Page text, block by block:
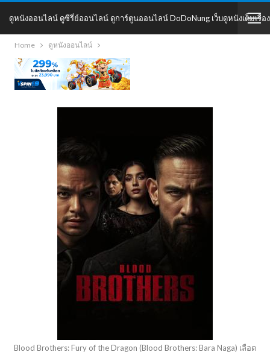
ดูหนังออนไลน์ ดูซีรี่ย์ออนไลน์ ดูการ์ตูนออนไลน์ DoDoNung เว็บดูหนังเต็มเรื่อง
DoDoNung
Home ดูหนังออนไลน์
Blood Brothers: Fury of the Dragon (Blood Brothers: Bara Naga) เลือด